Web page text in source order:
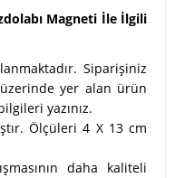
Magneti İle İlgili
Siparişiniz
üzerinde yer alan ürün
yazınız.
Ölçüleri 4 X 13 cm
daha kaliteli